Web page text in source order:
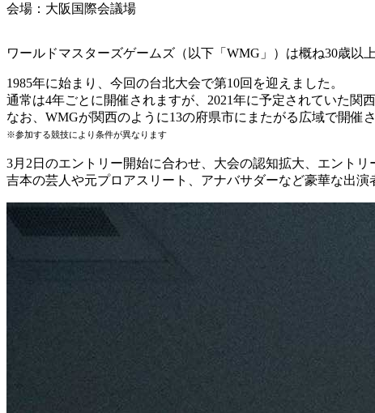
会場：大阪国際会議場
ワールドマスターズゲームズ（以下「WMG」）は概ね30歳
1985年に始まり、今回の台北大会で第10回を迎えました。
通常は4年ごとに開催されますが、2021年に予定されていた関
なお、WMGが関西のように13の府県市にまたがる広域で開催
※参加する競技により条件が異なります
3月2日のエントリー開始に合わせ、大会の認知拡大、エント
吉本の芸人や元プロアスリート、アナバサダーなど豪華な出演